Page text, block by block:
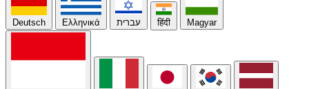
Deutsch Ελληνικά עברית हिंदी Magyar